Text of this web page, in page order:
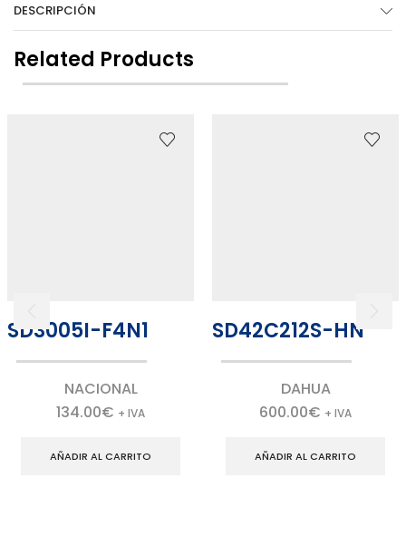
DESCRIPCIÓN
Related Products
SD3005I-F4N1
NACIONAL
134.00€ + IVA
AÑADIR AL CARRITO
SD42C212S-HN
DAHUA
600.00€ + IVA
AÑADIR AL CARRITO